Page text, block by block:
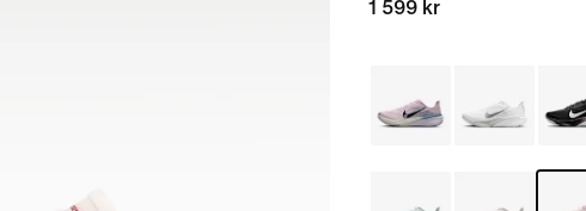
1 599 kr